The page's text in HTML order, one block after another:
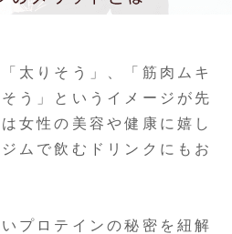
太りそう」、「筋肉ムキ
う」というイメージが先
女性の美容や健康に嬉し
ムで飲むドリンクにもお
プロテインの秘密を紐解